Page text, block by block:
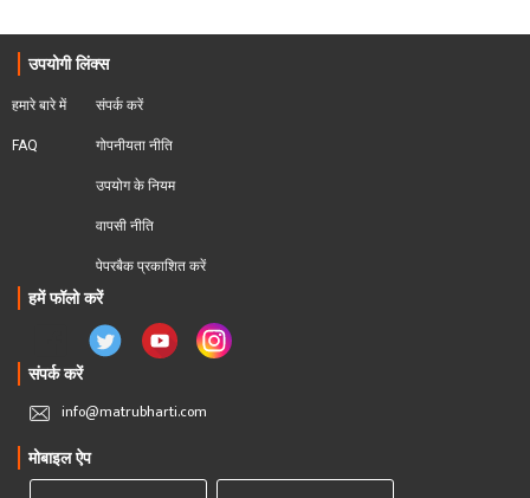
उपयोगी लिंक्स
हमारे बारे में
FAQ
संपर्क करें
गोपनीयता नीति
उपयोग के नियम
वापसी नीति
पेपरबैक प्रकाशित करें
हमें फॉलो करें
संपर्क करें
info@matrubharti.com
मोबाइल ऐप